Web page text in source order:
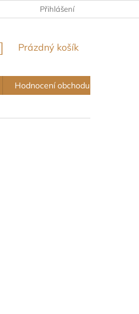
Přihlášení
NÁKUPNÍ
Prázdný košík
Hodnocení obchodu